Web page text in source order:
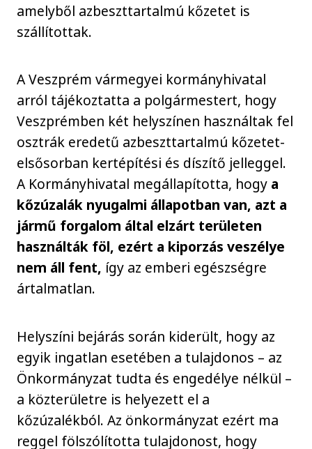
amelyből azbeszttartalmú kőzetet is
szállítottak.
A Veszprém vármegyei kormányhivatal
arról tájékoztatta a polgármestert, hogy
Veszprémben két helyszínen használtak fel
osztrák eredetű azbeszttartalmú kőzetet-
elsősorban kertépítési és díszítő jelleggel.
A Kormányhivatal megállapította, hogy a
kőzúzalák nyugalmi állapotban van, azt a
jármű forgalom által elzárt területen
használták föl, ezért a kiporzás veszélye
nem áll fent, így az emberi egészségre
ártalmatlan.
Helyszíni bejárás során kiderült, hogy az
egyik ingatlan esetében a tulajdonos – az
Önkormányzat tudta és engedélye nélkül –
a közterületre is helyezett el a
kőzúzalékból. Az önkormányzat ezért ma
reggel fölszólította tulajdonost, hogy